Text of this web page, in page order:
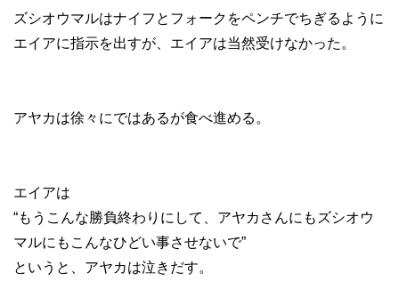
ズシオウマルはナイフとフォークをペンチでちぎるように
エイアに指示を出すが、エイアは当然受けなかった。
アヤカは徐々にではあるが食べ進める。
エイアは
“もうこんな勝負終わりにして、アヤカさんにもズシオウ
マルにもこんなひどい事させないで”
というと、アヤカは泣きだす。